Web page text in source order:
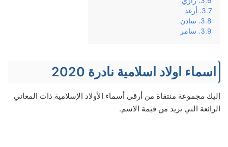
أرغد
سادن
سامر
اسماء اولاد اسلامية نادرة 2020
إليك مجموعة منتقاة من أرقى أسماء الأولاد الإسلامية ذات المعاني
الرائعة التي تزيد من قيمة الاسم.